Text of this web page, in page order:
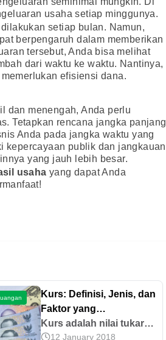
usaha setiap minggunya.
setiap bulan. Namun,
berpengaruh dalam memberikan
tersebut, Anda bisa melihat
dari waktu ke waktu. Nantinya,
efisiensi dana.
dan menengah, Anda perlu
Tetapkan rencana jangka panjang
Anda pada jangka waktu yang
kepercayaan publik dan jangkauan
yang jauh lebih besar.
usaha yang dapat Anda
Kurs: Definisi, Jenis, dan
Faktor yang
Memengaruhinya
Kurs adalah nilai tukar
valuta sebuah negara
12 January 2018